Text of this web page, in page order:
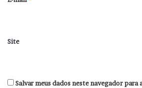
Site
Salvar meus dados neste navegador para